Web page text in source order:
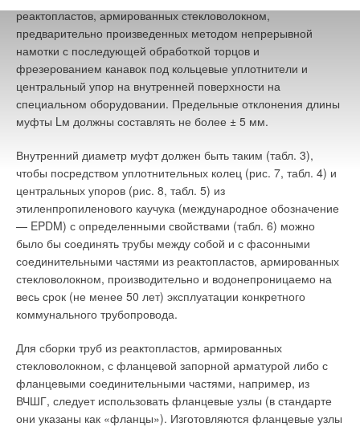
реактопластов, армированных стекловолокном,
предварительно произведенных методом непрерывной
намотки с последующей обработкой торцов и
фрезерованием канавок под кольцевые уплотнители и
центральный упор на внутренней поверхности на
специальном оборудовании. Предельные отклонения длины
муфты Lм должны составлять не более ± 5 мм.
Внутренний диаметр муфт должен быть таким (табл. 3),
чтобы посредством уплотнительных колец (рис. 7, табл. 4) и
центральных упоров (рис. 8, табл. 5) из
этиленпропиленового каучука (международное обозначение
— EPDM) с определенными свойствами (табл. 6) можно
было бы соединять трубы между собой и с фасонными
соединительными частями из реактопластов, армированных
стекловолокном, производительно и водонепроницаемо на
весь срок (не менее 50 лет) эксплуатации конкретного
коммунального трубопровода.
Для сборки труб из реактопластов, армированных
стекловолокном, с фланцевой запорной арматурой либо с
фланцевыми соединительными частями, например, из
ВЧШГ, следует использовать фланцевые узлы (в стандарте
они указаны как «фланцы»). Изготовляются фланцевые узлы